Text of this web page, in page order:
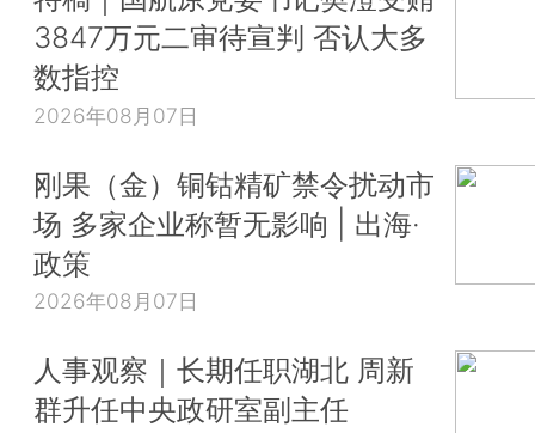
3847万元二审待宣判 否认大多
数指控
2026年08月07日
刚果（金）铜钴精矿禁令扰动市
场 多家企业称暂无影响 | 出海·
政策
2026年08月07日
人事观察｜长期任职湖北 周新
群升任中央政研室副主任